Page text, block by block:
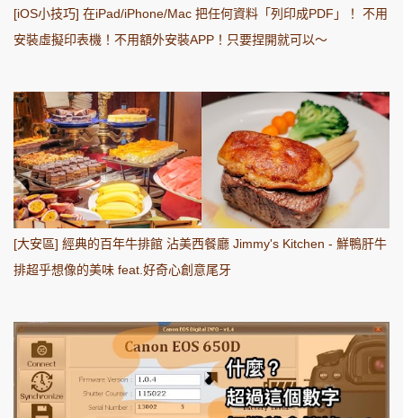
[iOS小技巧] 在iPad/iPhone/Mac 把任何資料「列印成PDF」！ 不用
安裝虛擬印表機！不用額外安裝APP！只要捏開就可以～
[大安區] 經典的百年牛排館 沾美西餐廳 Jimmy's Kitchen - 鮮鴨肝牛
排超乎想像的美味 feat.好奇心創意尾牙